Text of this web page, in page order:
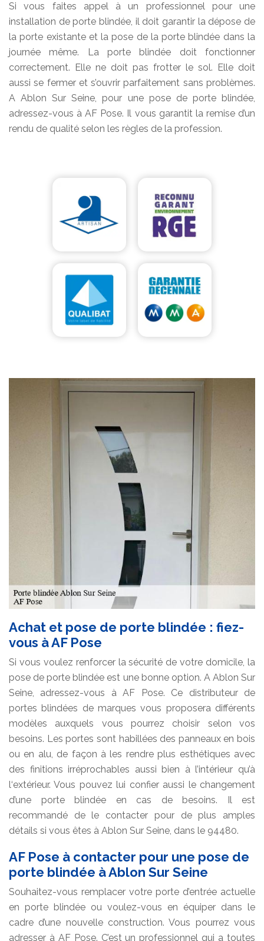
Si vous faites appel à un professionnel pour une
installation de porte blindée, il doit garantir la dépose de
la porte existante et la pose de la porte blindée dans la
journée même. La porte blindée doit fonctionner
correctement. Elle ne doit pas frotter le sol. Elle doit
aussi se fermer et s’ouvrir parfaitement sans problèmes.
A Ablon Sur Seine, pour une pose de porte blindée,
adressez-vous à AF Pose. Il vous garantit la remise d’un
rendu de qualité selon les règles de la profession.
Achat et pose de porte blindée : fiez-
vous à AF Pose
Si vous voulez renforcer la sécurité de votre domicile, la
pose de porte blindée est une bonne option. A Ablon Sur
Seine, adressez-vous à AF Pose. Ce distributeur de
portes blindées de marques vous proposera différents
modèles auxquels vous pourrez choisir selon vos
besoins. Les portes sont habillées des panneaux en bois
ou en alu, de façon à les rendre plus esthétiques avec
des finitions irréprochables aussi bien à l’intérieur qu’à
l‘extérieur. Vous pouvez lui confier aussi le changement
d’une porte blindée en cas de besoins. Il est
recommandé de le contacter pour de plus amples
détails si vous êtes à Ablon Sur Seine, dans le 94480.
AF Pose à contacter pour une pose de
porte blindée à Ablon Sur Seine
Souhaitez-vous remplacer votre porte d’entrée actuelle
en porte blindée ou voulez-vous en équiper dans le
cadre d’une nouvelle construction. Vous pourrez vous
adresser à AF Pose. C’est un professionnel qui a toutes